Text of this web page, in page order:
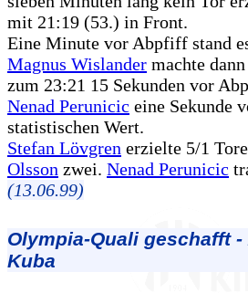
mit 21:19 (53.) in Front.
Eine Minute vor Abpfiff stand
Magnus Wislander machte
zum 23:21 15 Sekunden vor
Nenad Perunicic eine Sekunde
statistischen Wert.
Stefan Lövgren erzielte 5/1
Olsson zwei. Nenad Perunicic
(13.06.99)
Olympia-Quali geschafft
Kuba